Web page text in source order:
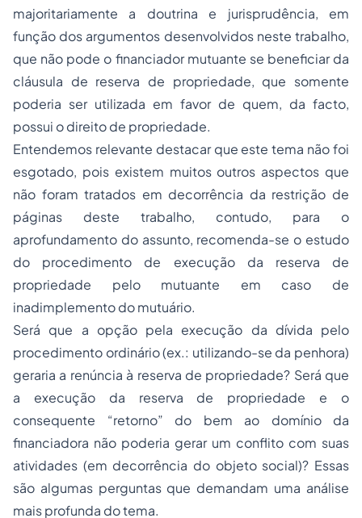
majoritariamente a doutrina e jurisprudência, em
função dos argumentos desenvolvidos neste trabalho,
que não pode o financiador mutuante se beneficiar da
cláusula de reserva de propriedade, que somente
poderia ser utilizada em favor de quem, da facto,
possui o direito de propriedade.
Entendemos relevante destacar que este tema não foi
esgotado, pois existem muitos outros aspectos que
não foram tratados em decorrência da restrição de
páginas deste trabalho, contudo, para o
aprofundamento do assunto, recomenda-se o estudo
do procedimento de execução da reserva de
propriedade pelo mutuante em caso de
inadimplemento do mutuário.
Será que a opção pela execução da dívida pelo
procedimento ordinário (ex.: utilizando-se da penhora)
geraria a renúncia à reserva de propriedade? Será que
a execução da reserva de propriedade e o
consequente “retorno” do bem ao domínio da
financiadora não poderia gerar um conflito com suas
atividades (em decorrência do objeto social)? Essas
são algumas perguntas que demandam uma análise
mais profunda do tema.